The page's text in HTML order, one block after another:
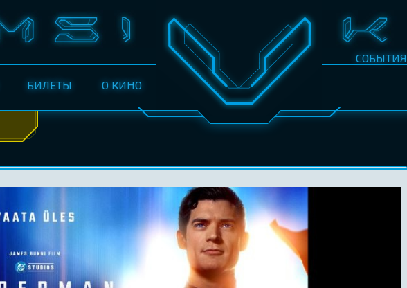
БИЛЕТЫ О КИНО
СОБЫТИЯ